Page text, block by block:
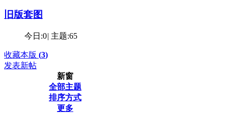
旧版套图
今日:0| 主题:65
收藏本版 (3)
发表新帖
新窗
全部主题
排序方式
更多